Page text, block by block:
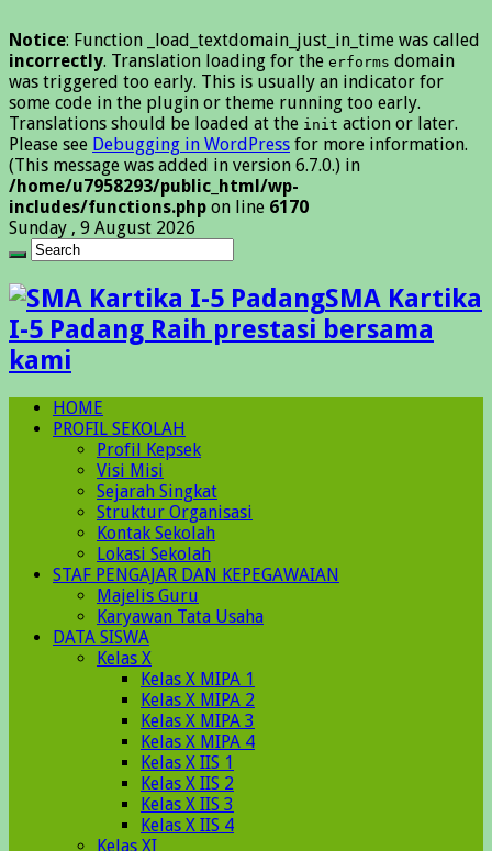
Notice: Function _load_textdomain_just_in_time was called
incorrectly. Translation loading for the erforms domain
was triggered too early. This is usually an indicator for
some code in the plugin or theme running too early.
Translations should be loaded at the init action or later.
Please see Debugging in WordPress for more information.
(This message was added in version 6.7.0.) in
/home/u7958293/public_html/wp-
includes/functions.php on line 6170
Sunday , 9 August 2026
SMA Kartika
I-5 Padang Raih prestasi bersama
kami
HOME
PROFIL SEKOLAH
Profil Kepsek
Visi Misi
Sejarah Singkat
Struktur Organisasi
Kontak Sekolah
Lokasi Sekolah
STAF PENGAJAR DAN KEPEGAWAIAN
Majelis Guru
Karyawan Tata Usaha
DATA SISWA
Kelas X
Kelas X MIPA 1
Kelas X MIPA 2
Kelas X MIPA 3
Kelas X MIPA 4
Kelas X IIS 1
Kelas X IIS 2
Kelas X IIS 3
Kelas X IIS 4
Kelas XI